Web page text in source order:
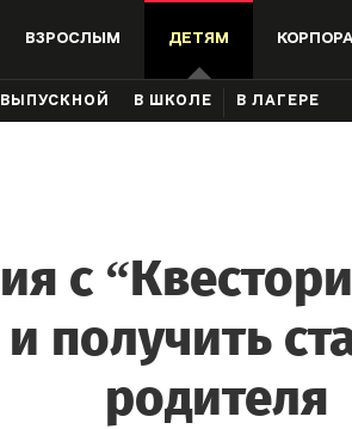
ВЗРОСЛЫМ ДЕТЯМ
ВЫПУСКНОЙ В ШКОЛЕ В ЛАГЕРЕ
с
получить
родителя